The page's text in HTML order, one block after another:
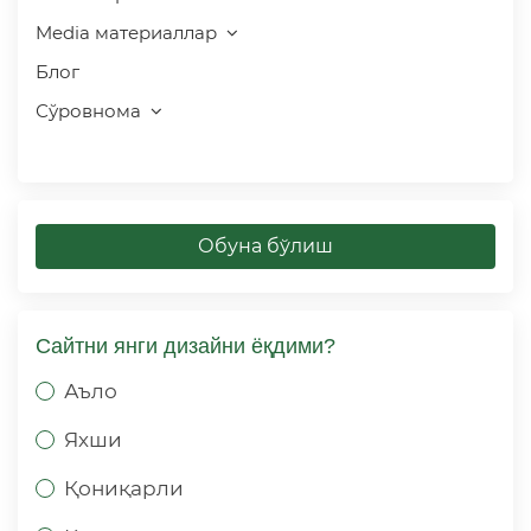
Media материаллар
Блог
Сўровнома
Обуна бўлиш
Сайтни янги дизайни ёқдими?
Аъло
Яхши
Қониқарли